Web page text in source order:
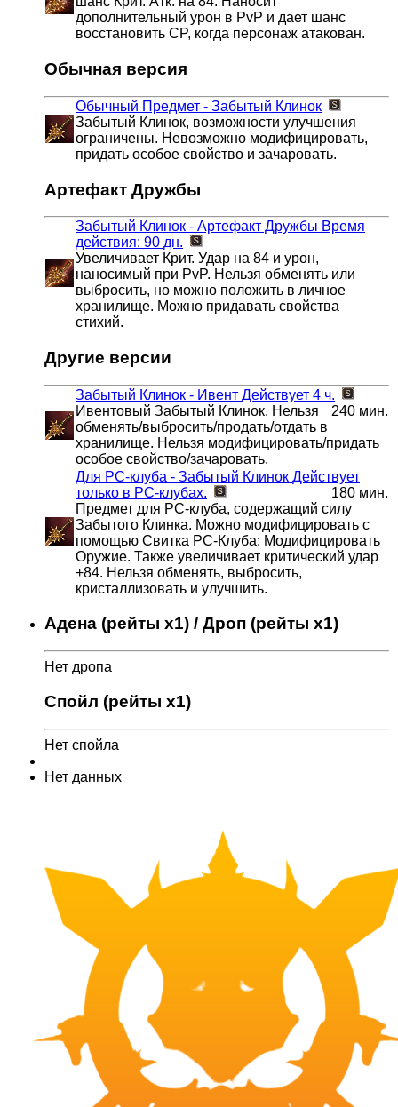
дополнительный урон в PvP и дает шанс
восстановить CP, когда персонаж атакован.
Обычная версия
Обычный Предмет - Забытый Клинок
Забытый Клинок, возможности улучшения
ограничены. Невозможно модифицировать,
придать особое свойство и зачаровать.
Артефакт Дружбы
Забытый Клинок - Артефакт Дружбы Время
действия: 90 дн.
Увеличивает Крит. Удар на 84 и урон,
наносимый при PvP. Нельзя обменять или
выбросить, но можно положить в личное
хранилище. Можно придавать свойства
стихий.
Другие версии
Забытый Клинок - Ивент Действует 4 ч.
240 мин.
Ивентовый Забытый Клинок. Нельзя
обменять/выбросить/продать/отдать в
хранилище. Нельзя модифицировать/придать
особое свойство/зачаровать.
Для РС-клуба - Забытый Клинок Действует
только в РС-клубах.
180 мин.
Предмет для РС-клуба, содержащий силу
Забытого Клинка. Можно модифицировать с
помощью Свитка PC-Клуба: Модифицировать
Оружие. Также увеличивает критический удар
+84. Нельзя обменять, выбросить,
кристаллизовать и улучшить.
Адена (рейты x1) / Дроп (рейты x1)
Нет дропа
Спойл (рейты x1)
Нет спойла
Нет данных